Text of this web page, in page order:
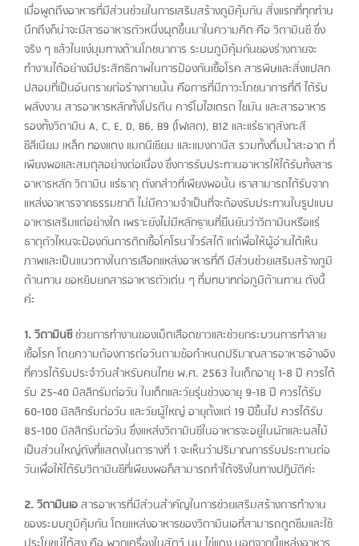
เมื่อพูดถึงอาหารที่มีส่วนช่วยในการเสริมสร้างภูมิคุ้มกัน สิ่งแรกที่ทุกท่าน
นึกถึงก็น่าจะมีสารอาหารตัวหนึ่งผุดขึ้นมาในความคิด คือ วิตามินซี ซึ่ง
จริง ๆ แล้วในแง่มุมทางด้านโภชนาการ ระบบภูมิคุ้มกันของร่างกายจะ
ทำงานได้อย่างมีประสิทธิภาพในการป้องกันเชื้อโรค สารพิษและสิ่งแปลก
ปลอมที่เป็นอันตรายต่อร่างกายนั้น คือการที่มีภาวะโภชนาการที่ดี ได้รับ
พลังงาน สารอาหารหลักทั้งโปรตีน คาร์โบไฮเดรต ไขมัน และสารอาหาร
รองทั้งวิตามิน A, C, E, D, B6, B9 (โฟเลต), B12 และแร่ธาตุสังกะสี
ซีลีเนียม เหล็ก ทองแดง แมกนีเซียม และแมงกานีส รวมทั้งดื่มน้ำสะอาด ที่
เพียงพอและสมดุลอย่างต่อเนื่อง ซึ่งการรับประทานอาหารให้ได้รับทั้งสาร
อาหารหลัก วิตามิน แร่ธาตุ ดังกล่าวที่เพียงพอนั้น เราสามารถได้รับจาก
แหล่งอาหารจากธรรมชาติ ไม่มีความจำเป็นที่จะต้องรับประทานในรูปแบบ
อาหารเสริมแต่อย่างใด เพราะยังไม่มีหลักฐานที่ยืนยันว่าวิตามินหรือแร่
ธาตุตัวไหนจะป้องกันการติดเชื้อโคโรนาไวรัสได้ แต่เพื่อให้ผู้อ่านได้เห็น
ภาพและเป็นแนวทางในการเลือกแหล่งอาหารที่ดี มีส่วนช่วยเสริมสร้างภูมิ
ต้านทาน ขอหยิบยกสารอาหารตัวเด่น ๆ ที่บทบาทต่อภูมิต้านทาน ดังนี้
ค่ะ
1. วิตามินซีช่วยการทำงานของเม็ดเลือดขาวและช่วยกระบวนการทำลาย
เชื้อโรค โดยความต้องการต่อวันตามข้อกำหนดปริมาณสารอาหารอ้างอิง
ที่ควรได้รับประจำวันสำหรับคนไทย พ.ศ. 2563 ในเด็กอายุ 1-8 ปี ควรได้
รับ 25-40 มิลลิกรัมต่อวัน ในเด็กและวัยรุ่นช่วงอายุ 9-18 ปี ควรได้รับ
60-100 มิลลิกรัมต่อวัน และวัยผู้ใหญ่ อายุตั้งแต่ 19 ปีขึ้นไป ควรได้รับ
85-100 มิลลิกรัมต่อวัน ซึ่งแหล่งวิตามินซีในอาหารจะอยู่ในผักและผลไม้
เป็นส่วนใหญ่ดังที่แสดงในตารางที่ 1 จะเห็นว่าปริมาณการรับประทานต่อ
วันเพื่อให้ได้รับวิตามินซีที่เพียงพอก็สามารถทำได้จริงในทางปฏิบัติค่ะ
2. วิตามินเอสารอาหารที่มีส่วนสำคัญในการช่วยเสริมสร้างการทำงาน
ของระบบภูมิคุ้มกัน โดยแหล่งอาหารของวิตามินเอที่สามารถดูดซึมและใช้